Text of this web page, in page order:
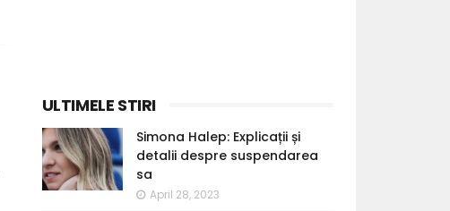
ULTIMELE STIRI
Simona Halep: Explicații și
detalii despre suspendarea
sa
April 28, 2023